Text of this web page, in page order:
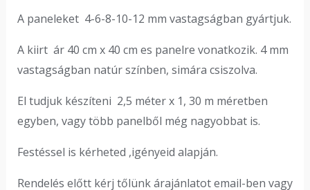
A paneleket 4-6-8-10-12 mm vastagságban gyártjuk.
A kiirt ár 40 cm x 40 cm es panelre vonatkozik. 4 mm
vastagságban natúr színben, simára csiszolva.
El tudjuk készíteni 2,5 méter x 1, 30 m méretben
egyben, vagy több panelből még nagyobbat is.
Festéssel is kérheted ,igényeid alapján.
Rendelés előtt kérj tőlünk árajánlatot email-ben vagy